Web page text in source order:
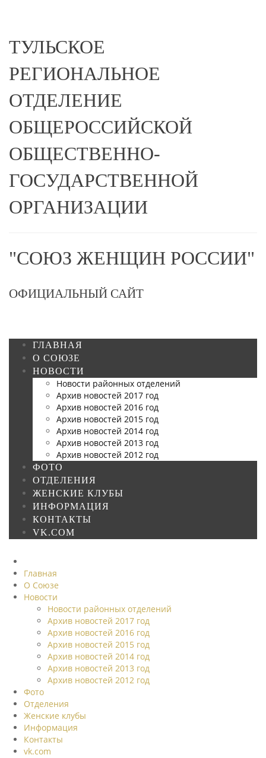
ТУЛЬСКОЕ
РЕГИОНАЛЬНОЕ
ОТДЕЛЕНИЕ
ОБЩЕРОССИЙСКОЙ
ОБЩЕСТВЕННО-
ГОСУДАРСТВЕННОЙ
ОРГАНИЗАЦИИ
"СОЮЗ ЖЕНЩИН РОССИИ"
ОФИЦИАЛЬНЫЙ САЙТ
ГЛАВНАЯ
О СОЮЗЕ
НОВОСТИ
Новости районных отделений
Архив новостей 2017 год
Архив новостей 2016 год
Архив новостей 2015 год
Архив новостей 2014 год
Архив новостей 2013 год
Архив новостей 2012 год
ФОТО
ОТДЕЛЕНИЯ
ЖЕНСКИЕ КЛУБЫ
ИНФОРМАЦИЯ
КОНТАКТЫ
VK.COM
Главная
О Союзе
Новости
Новости районных отделений
Архив новостей 2017 год
Архив новостей 2016 год
Архив новостей 2015 год
Архив новостей 2014 год
Архив новостей 2013 год
Архив новостей 2012 год
Фото
Отделения
Женские клубы
Информация
Контакты
vk.com